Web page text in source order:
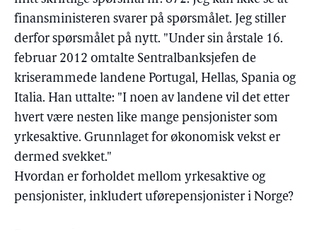
finansministeren svarer på spørsmålet. Jeg stiller
derfor spørsmålet på nytt. "Under sin årstale 16.
februar 2012 omtalte Sentralbanksjefen de
kriserammede landene Portugal, Hellas, Spania og
Italia. Han uttalte: "I noen av landene vil det etter
hvert være nesten like mange pensjonister som
yrkesaktive. Grunnlaget for økonomisk vekst er
dermed svekket."
Hvordan er forholdet mellom yrkesaktive og
pensjonister, inkludert uførepensjonister i Norge?